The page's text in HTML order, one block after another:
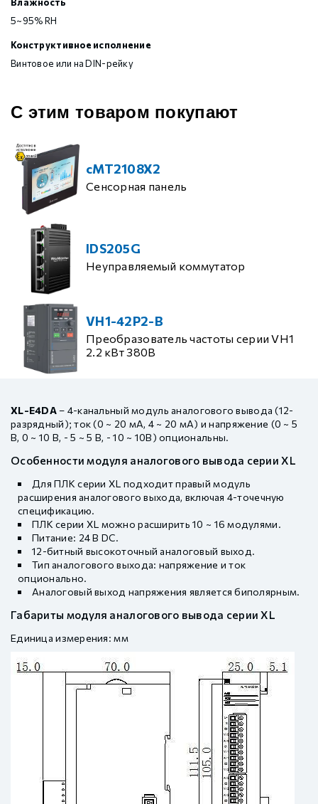
5~95% RH
Конструктивное исполнение
Винтовое или на DIN-рейку
С этим товаром покупают
cMT2108X2
Сенсорная панель
IDS205G
Неуправляемый коммутатор
VH1-42P2-B
Преобразователь частоты серии VH1
2.2 кВт 380В
XL-E4DA– 4-канальный модуль аналогового вывода (12-
разрядный); ток (0 ~ 20 мА, 4 ~ 20 мА) и напряжение (0 ~ 5
В, 0 ~ 10 В, - 5 ~ 5 В, - 10 ~ 10В) опциональны.
Особенности модуля аналогового вывода серии XL
Для ПЛК серии XL подходит правый модуль
расширения аналогового выхода, включая 4-точечную
спецификацию.
ПЛК серии XL можно расширить 10 ~ 16 модулями.
Питание: 24 В DC.
12-битный высокоточный аналоговый выход.
Тип аналогового выхода: напряжение и ток
опционально.
Аналоговый выход напряжения является биполярным.
Габариты модуля аналогового вывода серии XL
Единица измерения: мм